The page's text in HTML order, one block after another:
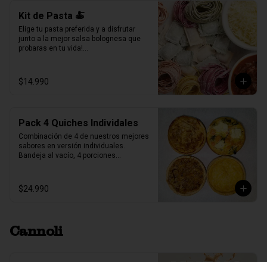
Kit de Pasta 🍝
Elige tu pasta preferida y a disfrutar
junto a la mejor salsa bolognesa que
probaras en tu vida!
400grs de bolognesa con abundante
carne mechada de vacuno.
$14.990
Pack 4 Quiches Individales
Combinación de 4 de nuestros mejores
sabores en versión individuales.
Bandeja al vacío, 4 porciones
$24.990
Cannoli